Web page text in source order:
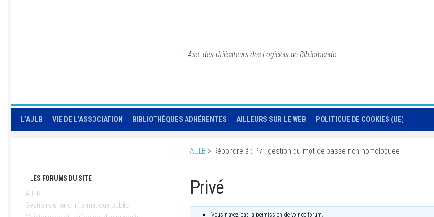
Ass. des Utilisateurs des Logiciels de Bibliomondo
L’AULB VIE DE L’ASSOCIATION BIBLIOTHÈQUES ADHÉRENTES AILLEURS SUR LE WEB POLITIQUE DE COOKIES (UE)
AULB > Répondre à : P7 : gestion du mot de passe non homologuée
Privé
Vous n'avez pas la permission de voir ce forum.
LES FORUMS DU SITE
AULB
Gestion de parc informatique public